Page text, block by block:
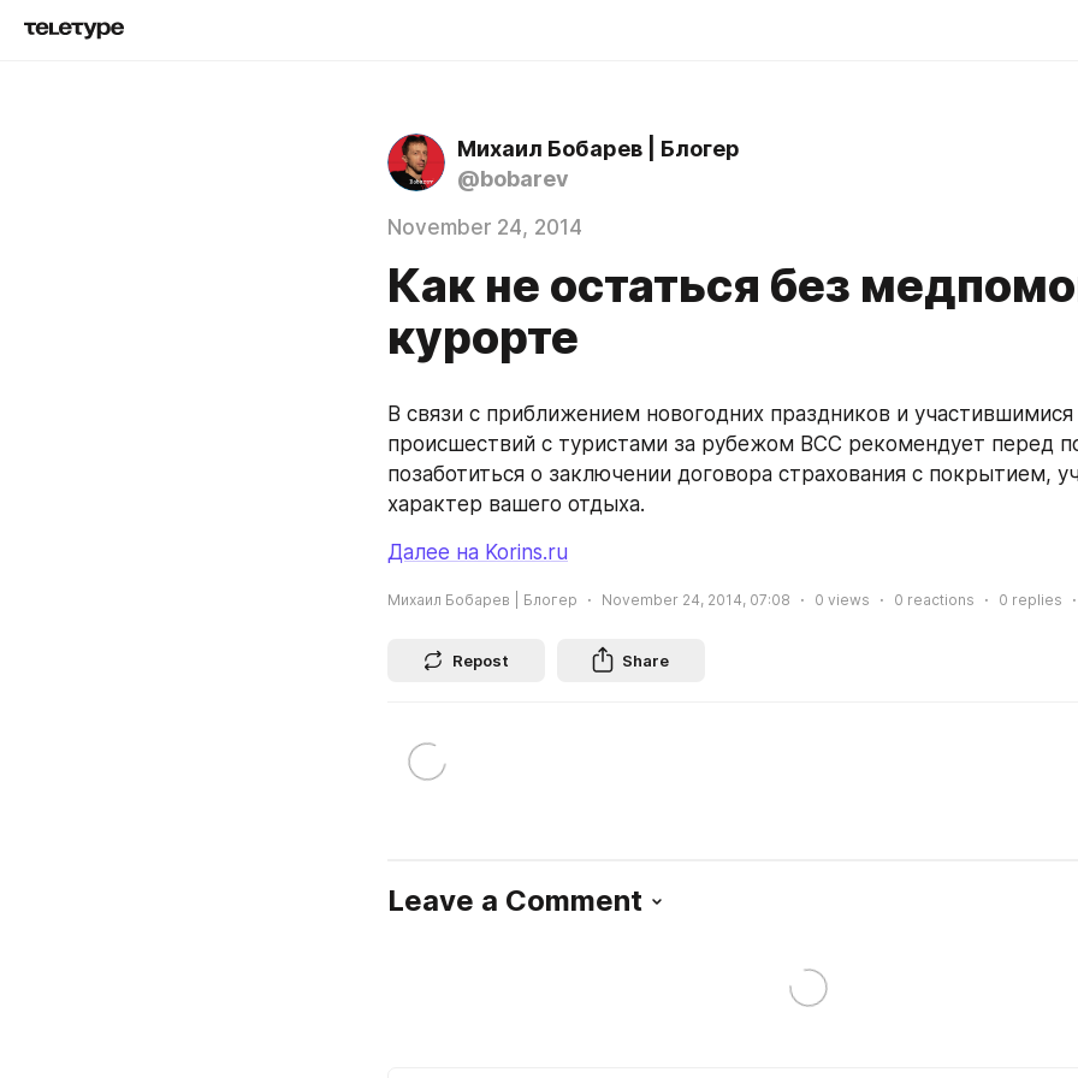
Михаил Бобарев | Блогер
@bobarev
November 24, 2014
Как не остаться без
курорте
В связи с приближением новогодних праздников и участившимися
происшествий с туристами за рубежом ВСС рекомендует перед
позаботиться о заключении договора страхования с покрытием,
характер вашего отдыха.
Далее на Korins.ru
Михаил Бобарев | Блогер November 24, 2014, 07:08 0 views 0 reactions 0 replies
Repost Share
Leave a Comment